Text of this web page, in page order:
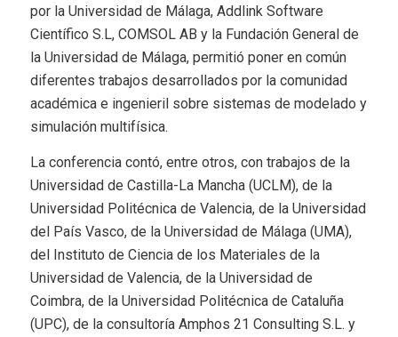
por la Universidad de Málaga, Addlink Software
Científico S.L, COMSOL AB y la Fundación General de
la Universidad de Málaga, permitió poner en común
diferentes trabajos desarrollados por la comunidad
académica e ingenieril sobre sistemas de modelado y
simulación multifísica.
La conferencia contó, entre otros, con trabajos de la
Universidad de Castilla-La Mancha (UCLM), de la
Universidad Politécnica de Valencia, de la Universidad
del País Vasco, de la Universidad de Málaga (UMA),
del Instituto de Ciencia de los Materiales de la
Universidad de Valencia, de la Universidad de
Coimbra, de la Universidad Politécnica de Cataluña
(UPC), de la consultoría Amphos 21 Consulting S.L. y